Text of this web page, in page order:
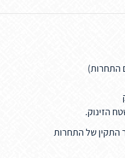
התחרות)
הזינוק.
התקין של התחרות